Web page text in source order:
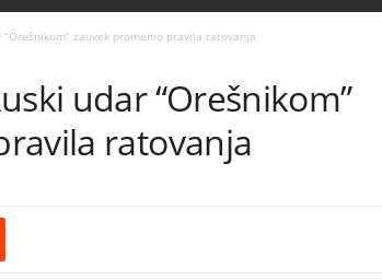
zauvek promenio pravila ratovanja
udar “Orešnikom”
ratovanja